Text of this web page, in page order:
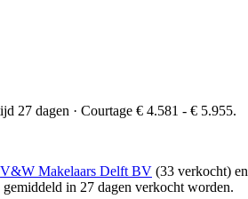
27 dagen · Courtage € 4.581 - € 5.955.
V&W Makelaars Delft BV (33 verkocht) en
in 27 dagen verkocht worden.